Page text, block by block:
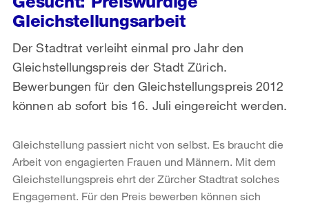
Gleichstellungsarbeit
Der Stadtrat verleiht einmal pro Jahr den
Gleichstellungspreis der Stadt Zürich.
Bewerbungen für den Gleichstellungspreis 2012
können ab sofort bis 16. Juli eingereicht werden.
Gleichstellung passiert nicht von selbst. Es braucht die
Arbeit von engagierten Frauen und Männern. Mit dem
Gleichstellungspreis ehrt der Zürcher Stadtrat solches
Engagement. Für den Preis bewerben können sich